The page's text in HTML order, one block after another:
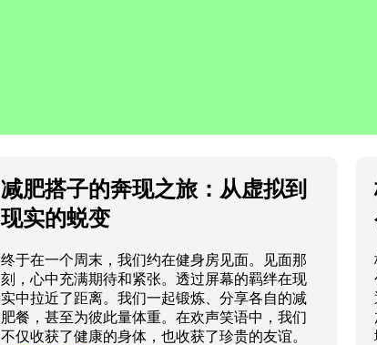
减肥搭子的奔现之旅：从虚拟到
现实的蜕变
终于在一个周末，我们约在健身房见面。见面那
刻，心中充满期待和紧张。透过屏幕的羁绊在现
实中拉近了距离。我们一起锻炼、分享各自的减
肥餐，甚至为彼此量体重。在欢声笑语中，我们
不仅收获了健康的身体，也收获了珍贵的友谊。